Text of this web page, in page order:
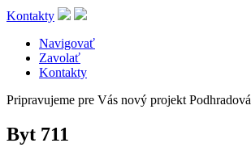
Kontakty
Navigovať
Zavolať
Kontakty
Pripravujeme pre Vás nový projekt Podhradová
Byt 711